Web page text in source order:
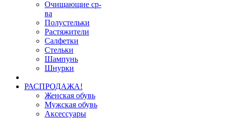
Очищающие ср-
ва
Полустельки
Растяжители
Салфетки
Стельки
Шампунь
Шнурки
РАСПРОДАЖА!
Женская обувь
Мужская обувь
Аксессуары